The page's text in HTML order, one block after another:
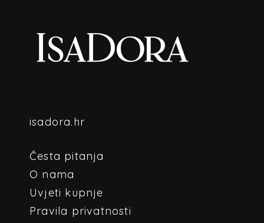
isadora.hr
Česta pitanja
O nama
Uvjeti kupnje
Pravila privatnosti